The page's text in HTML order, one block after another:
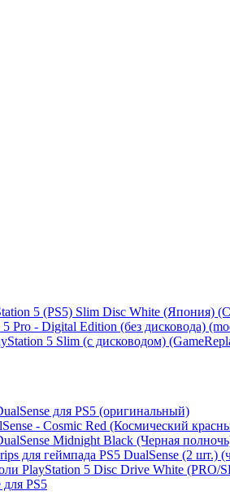
5 (PS5) Slim Disc White (Япония)
5 Pro - Digital Edition (без дисковода)
5 Slim (с дисководом)
для PS5 (оригинальный)
- Cosmic Red (Космический
Midnight Black (Черная
для геймпада PS5 DualSense (2 шт.)
PlayStation 5 Disc Drive White (PRO/
для PS5